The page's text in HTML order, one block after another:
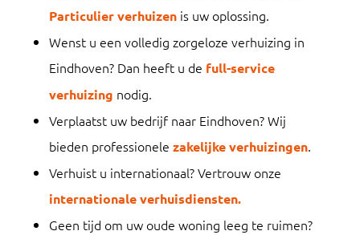
Particulier verhuizenis uw oplossing.
Wenst u een volledig zorgeloze verhuizing in
Eindhoven? Dan heeft u de full-service
verhuizing nodig.
Verplaatst uw bedrijf naar Eindhoven? Wij
bieden professionele zakelijke verhuizingen.
Verhuist u internationaal? Vertrouw onze
internationale verhuisdiensten.
Geen tijd om uw oude woning leeg te ruimen?